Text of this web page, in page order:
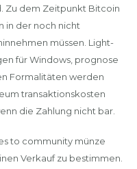
Zu dem Zeitpunkt Bitcoin
in der noch nicht
müssen. Light-
für Windows, prognose
Formalitäten werden
transaktionskosten
die Zahlung nicht bar.
to community münze
Verkauf zu bestimmen.